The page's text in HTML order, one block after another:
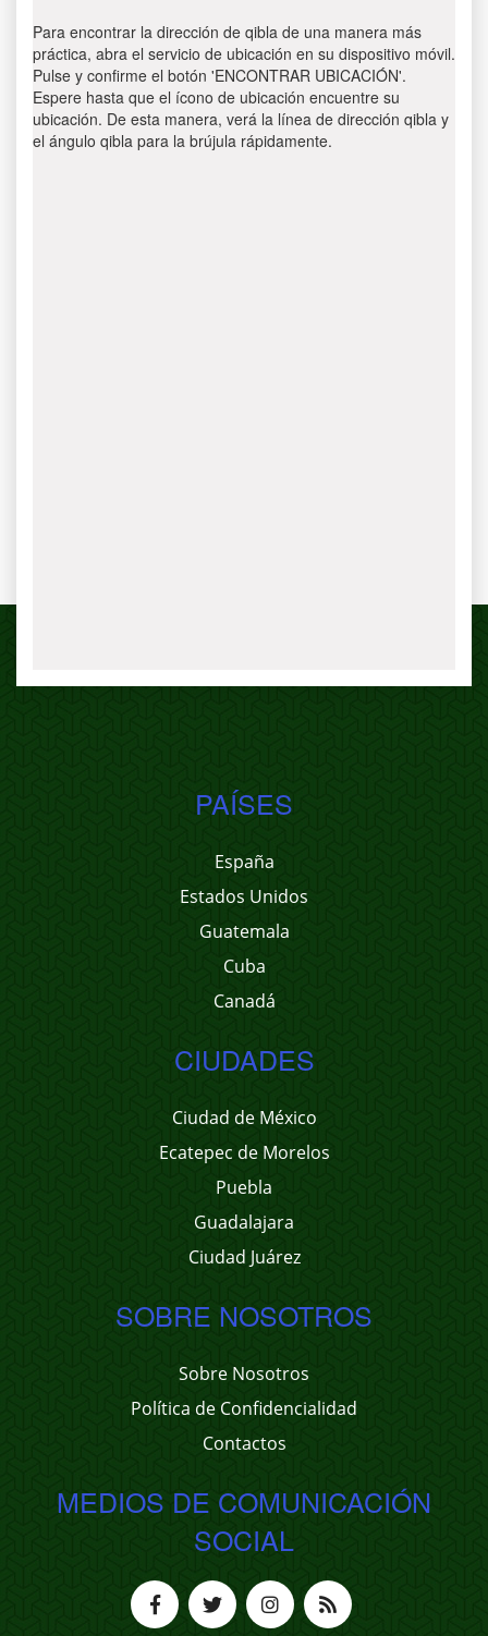
Para encontrar la dirección de qibla de una manera más
práctica, abra el servicio de ubicación en su dispositivo móvil.
Pulse y confirme el botón 'ENCONTRAR UBICACIÓN'.
Espere hasta que el ícono de ubicación encuentre su
ubicación. De esta manera, verá la línea de dirección qibla y
el ángulo qibla para la brújula rápidamente.
PAÍSES
España
Estados Unidos
Guatemala
Cuba
Canadá
CIUDADES
Ciudad de México
Ecatepec de Morelos
Puebla
Guadalajara
Ciudad Juárez
SOBRE NOSOTROS
Sobre Nosotros
Política de Confidencialidad
Contactos
MEDIOS DE COMUNICACIÓN
SOCIAL